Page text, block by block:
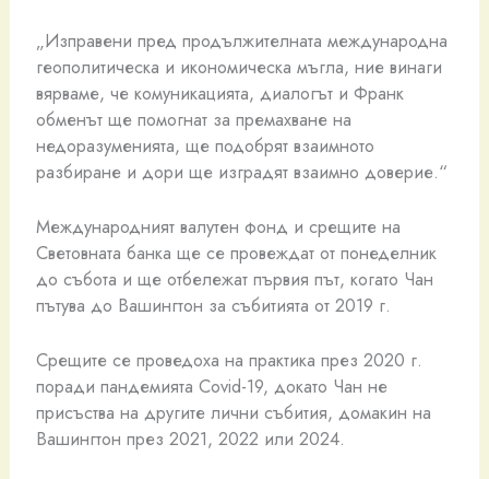
„Изправени пред продължителната международна
геополитическа и икономическа мъгла, ние винаги
вярваме, че комуникацията, диалогът и Франк
обменът ще помогнат за премахване на
недоразуменията, ще подобрят взаимното
разбиране и дори ще изградят взаимно доверие.“
Международният валутен фонд и срещите на
Световната банка ще се провеждат от понеделник
до събота и ще отбележат първия път, когато Чан
пътува до Вашингтон за събитията от 2019 г.
Срещите се проведоха на практика през 2020 г.
поради пандемията Covid-19, докато Чан не
присъства на другите лични събития, домакин на
Вашингтон през 2021, 2022 или 2024.